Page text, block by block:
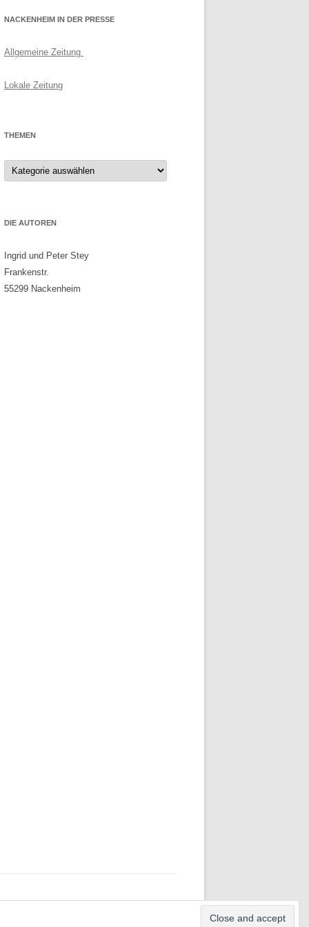
NACKENHEIM IN DER PRESSE
Allgemeine Zeitung
Lokale Zeitung
THEMEN
Themen
DIE AUTOREN
Ingrid und Peter Stey
Frankenstr.
55299 Nackenheim